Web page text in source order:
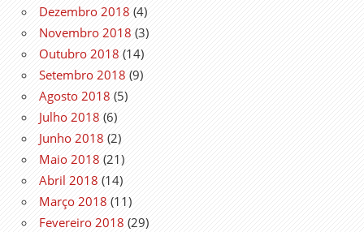
Dezembro 2018 (4)
Novembro 2018 (3)
Outubro 2018 (14)
Setembro 2018 (9)
Agosto 2018 (5)
Julho 2018 (6)
Junho 2018 (2)
Maio 2018 (21)
Abril 2018 (14)
Março 2018 (11)
Fevereiro 2018 (29)